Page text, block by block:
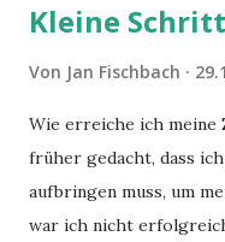
Kleine
Von Jan Fischbach
Wie erreiche ich meine
früher gedacht, dass
aufbringen muss, um
war ich nicht